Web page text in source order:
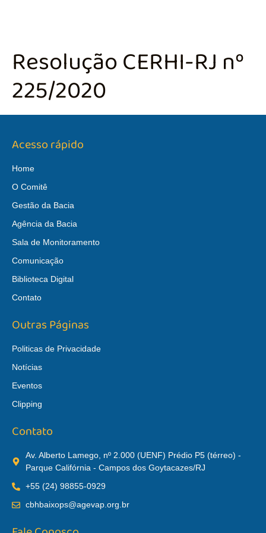
Resolução CERHI-RJ nº
225/2020
Acesso rápido
Home
O Comitê
Gestão da Bacia
Agência da Bacia
Sala de Monitoramento
Comunicação
Biblioteca Digital
Contato
Outras Páginas
Politicas de Privacidade
Notícias
Eventos
Clipping
Contato
Av. Alberto Lamego, nº 2.000 (UENF) Prédio P5 (térreo) -
Parque Califórnia - Campos dos Goytacazes/RJ
+55 (24) 98855-0929
cbhbaixops@agevap.org.br